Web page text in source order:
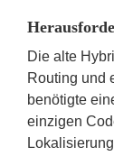
Die alte
Routing und
benötigte
einzigen